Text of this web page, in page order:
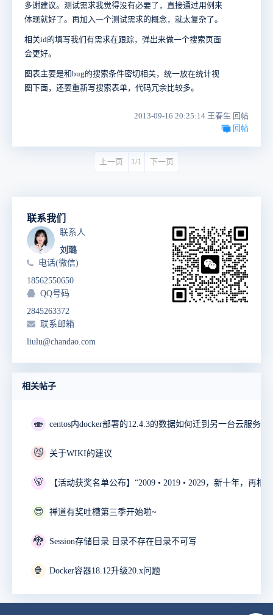
多谢建议。测试需求我觉得没有必要了，直接通过用例来
体现就好了。再加入一个测试需求的概念，就太复杂了。
相关id的填写我们有需求在跟踪，弹出来做一个搜索页面
会更好。
图表主要是和bug的搜索条件密切相关，统一放在统计视
图下面，还要重新写搜索表单，代码冗余比较多。
2013-09-16 20:25:14 王春生 回帖
回帖
上一页 1/1 下一页
联系我们
联系人
刘璐
电话(微信)
18562550650
QQ号码
2845263372
联系邮箱
liulu@chandao.com
相关帖子
🍣
😼 关于WIKI的建议
🐻
😎 禅道有奖吐槽第三季开始啦~
🐉 Session存储目录 目录不存在目录不可写
🍿 Docker容器18.12升级20.x问题